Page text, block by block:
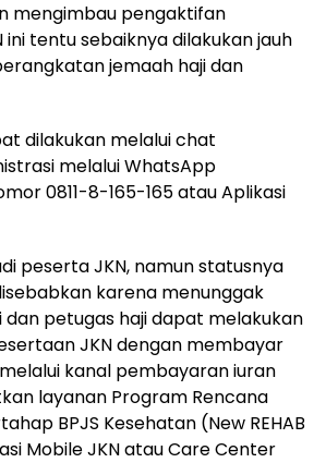
mengimbau pengaktifan
tentu sebaiknya dilakukan jauh
jemaah haji dan
dilakukan melalui chat
melalui WhatsApp
0811-8-165-165 atau Aplikasi
peserta JKN, namun statusnya
karena menunggak
dan petugas haji dapat melakukan
JKN dengan membayar
kanal pembayaran iuran
layanan Program Rencana
BPJS Kesehatan (New REHAB
Mobile JKN atau Care Center